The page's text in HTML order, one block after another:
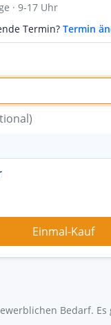
· 9-17 Uhr
Termin? Termin
Bedarf. Es